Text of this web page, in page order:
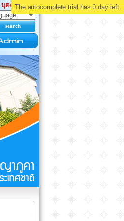
บุคคลทั่วไป
The autocomplete trial has 0 day left.